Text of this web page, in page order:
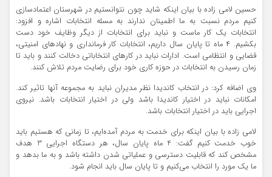
حسین لامی زاده با بیان اینکه شاید چون نتوانستیم در شهرستان اعتمادسازی
کنیم مردم نسبت به ما اطمینان ندارند به مسله انتخابات اشاره و افزود:
انتخابات یک کار ماست و نباید برای انتخابات از دیگر وظایف خود دست
بکشیم. ۴ ماه تا پایان سال داریم، انتخابات کار فرمانداری و نهادهای امنیتی،
قضایی و انتظامی است. ادارات نباید در کارهای انتخاباتی دخالت کنند و باید تا
زمان رسیدن به انتخابات در حوزه کاری خود برای رضایت مردم تلاش کنند.
وی اضافه کرد: در انتخاب کاندیدا نظر مدیران نباید به مجموعه آنها تاثیر کند.
امکانات نباید در اختیار کاندیدا باشد ولی در اختیار انتخابات باشد. نیروی
اجرایی باید در اختیار انتخابات باشد.
لامی زاده با بیان اینکه برای خدمت به مردم آمده‌ایم، تا زمانی که هستیم باید
خوب خدمت کنیم گفت: 4 ماه پایان سال، هر دستگاه اجرایی 3 هدف
مشخص کند که قابلیت دسترسی و عملیاتی شدن داشته باشد و به ما بدهد و
ما یک مورد را انتخاب می‌کنیم و تا پایان سال باید انجام شود.